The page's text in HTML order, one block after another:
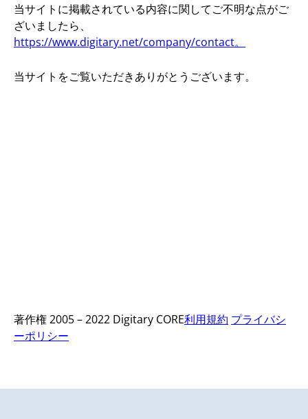
当サイトに掲載されている内容に関してご不明な点がご
ざいましたら、
https://www.digitary.net/company/contact。
当サイトをご覧いただきありがとうございます。
著作権 2005 – 2022 Digitary CORE利用規約 プライバシ
ーポリシー